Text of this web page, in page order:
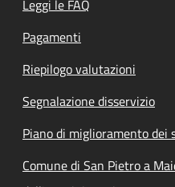
Leggi le FAQ
Pagamenti
Riepilogo valutazioni
Segnalazione disservizio
Piano di miglioramento dei
Comune di San Pietro a